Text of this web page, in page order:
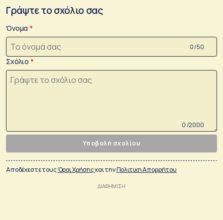
Γράψτε το σχόλιο σας
Όνομα
0 /50
Σχόλιο
0 /2000
Υποβολή σχολίου
Αποδέχεστε τουςΌροι Χρήσηςκαι τηνΠολιτικη Απορρήτου